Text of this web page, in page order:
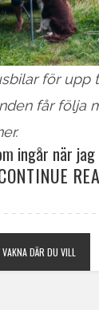
för upp
får följa
ingår när
VAKNA DÄR DU VILL